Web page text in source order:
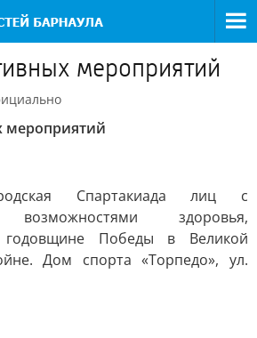
мероприятий
мероприятий
Спартакиада лиц с
возможностями здоровья,
Победы в Великой
Дом спорта «Торпедо», ул.